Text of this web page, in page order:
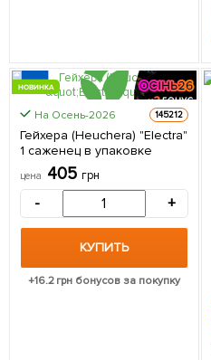
КРУПНОМЕР
НОВИНКА
На Осень-2026 145212
Гейхера (Heuchera) "Electra"
1 саженец в упаковке
цена 405 грн
- +
КУПИТЬ
+16.2грн бонусов за покупку